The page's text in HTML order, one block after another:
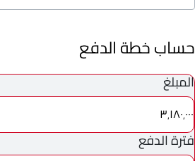
حساب خطة الدفع
المبلغ
٣٬١٨٠٬٠٠٠
فترة الدفع